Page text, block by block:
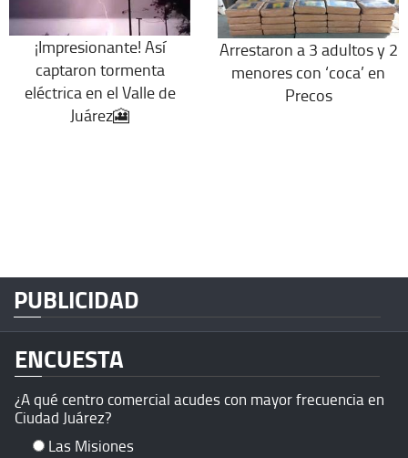
¡Impresionante! Así
captaron tormenta
eléctrica en el Valle de
Juárez🎦
Arrestaron a 3 adultos y 2
menores con ‘coca’ en
Precos
PUBLICIDAD
ENCUESTA
¿A qué centro comercial acudes con mayor frecuencia en
Ciudad Juárez?
Las Misiones